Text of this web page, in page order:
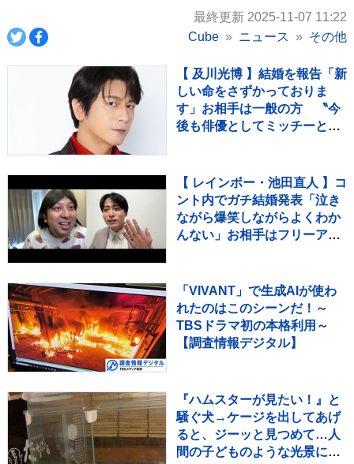
最終更新 2025-11-07 11:22
Cube
ニュース その他
【 及川光博 】結婚を報告「新
しい命をさずかっておりま
す」お相手は一般の方 〝今
後も俳優としてミッチーとし
【 レインボー・池田直人 】コ
ント内でガチ結婚発表「泣き
ながら爆笑しながらよくわか
んない」お相手はフリーアナ
「VIVANT」で生成AIが使わ
れたのはこのシーンだ！～
TBSドラマ初の本格利用～
【調査情報デジタル】
『ハムスターが見たい！』と
騒ぐ犬→ケージを出してあげ
ると、ジーッと見つめて…人
間の子どものような光景に反